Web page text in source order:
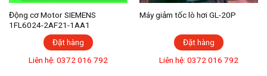
Động cơ Motor SIEMENS
1FL6024-2AF21-1AA1
Đặt hàng
Liên hệ: 0372 016 792
Máy giảm tốc lò hơi GL-20P
Đặt hàng
Liên hệ: 0372 016 792